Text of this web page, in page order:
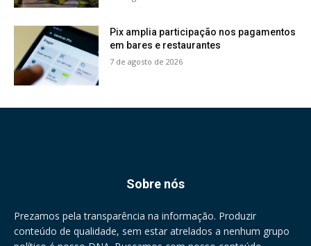
Pix amplia participação nos pagamentos
em bares e restaurantes
7 de agosto de 2026
Sobre nós
Prezamos pela transparência na informação. Produzir
conteúdo de qualidade, sem estar atrelados a nenhum grupo